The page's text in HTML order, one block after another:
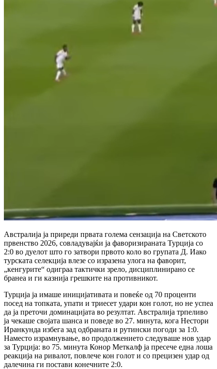
Австралија ја приреди првата голема сензација на Светското
првенство 2026, совладувајќи ја фаворизираната Турција со
2:0 во дуелот што го затвори првото коло во групата Д. Иако
турската селекција влезе со изразена улога на фаворит,
„кенгурите“ одиграа тактички зрело, дисциплинирано се
бранеа и ги казнија грешките на противникот.
Турција ја имаше иницијативата и повеќе од 70 проценти
посед на топката, упати и триесет удари кон голот, но не успеа
да ја преточи доминацијата во резултат. Австралија трпеливо
ја чекаше својата шанса и поведе во 27. минута, кога Нестори
Иранкунда избегa зад одбраната и рутински погоди за 1:0.
Наместо израмнување, во продолжението следуваше нов удар
за Турција: во 75. минута Конор Меткалф ја пресече една лоша
реакција на ривалот, повлече кон голот и со прецизен удар од
далечина ги постави конечните 2:0.